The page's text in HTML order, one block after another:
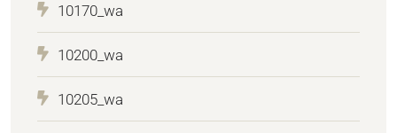
10170_wa
10200_wa
10205_wa